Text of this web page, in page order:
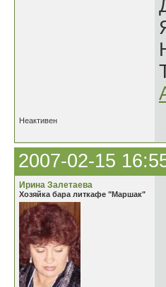
Неактивен
2007-02-15
Ирина Залетаева
Хозяйка бара литкафе "Маршак"